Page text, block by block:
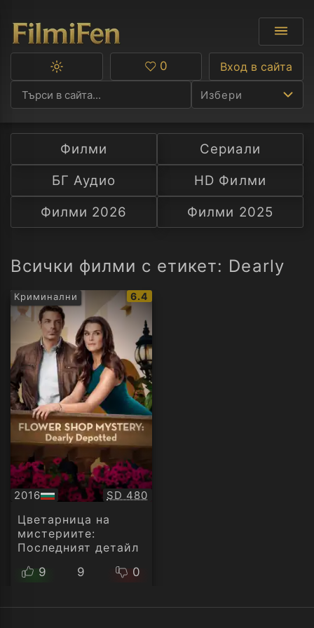
Избери
Ф
С
А
Превключване
тъмна
тема
Любими
0 Вход в сайта
Филми
Сериали
БГ Аудио
HD Филми
Филми 2026
Филми 2025
Всички филми с етикет: Dearly
Криминални
IMDb
рейтинг:
6.4
2016
БГ
аудио
Качество:
SD 480
Цветарница на
мистериите:
Последният детайл
9
9 0